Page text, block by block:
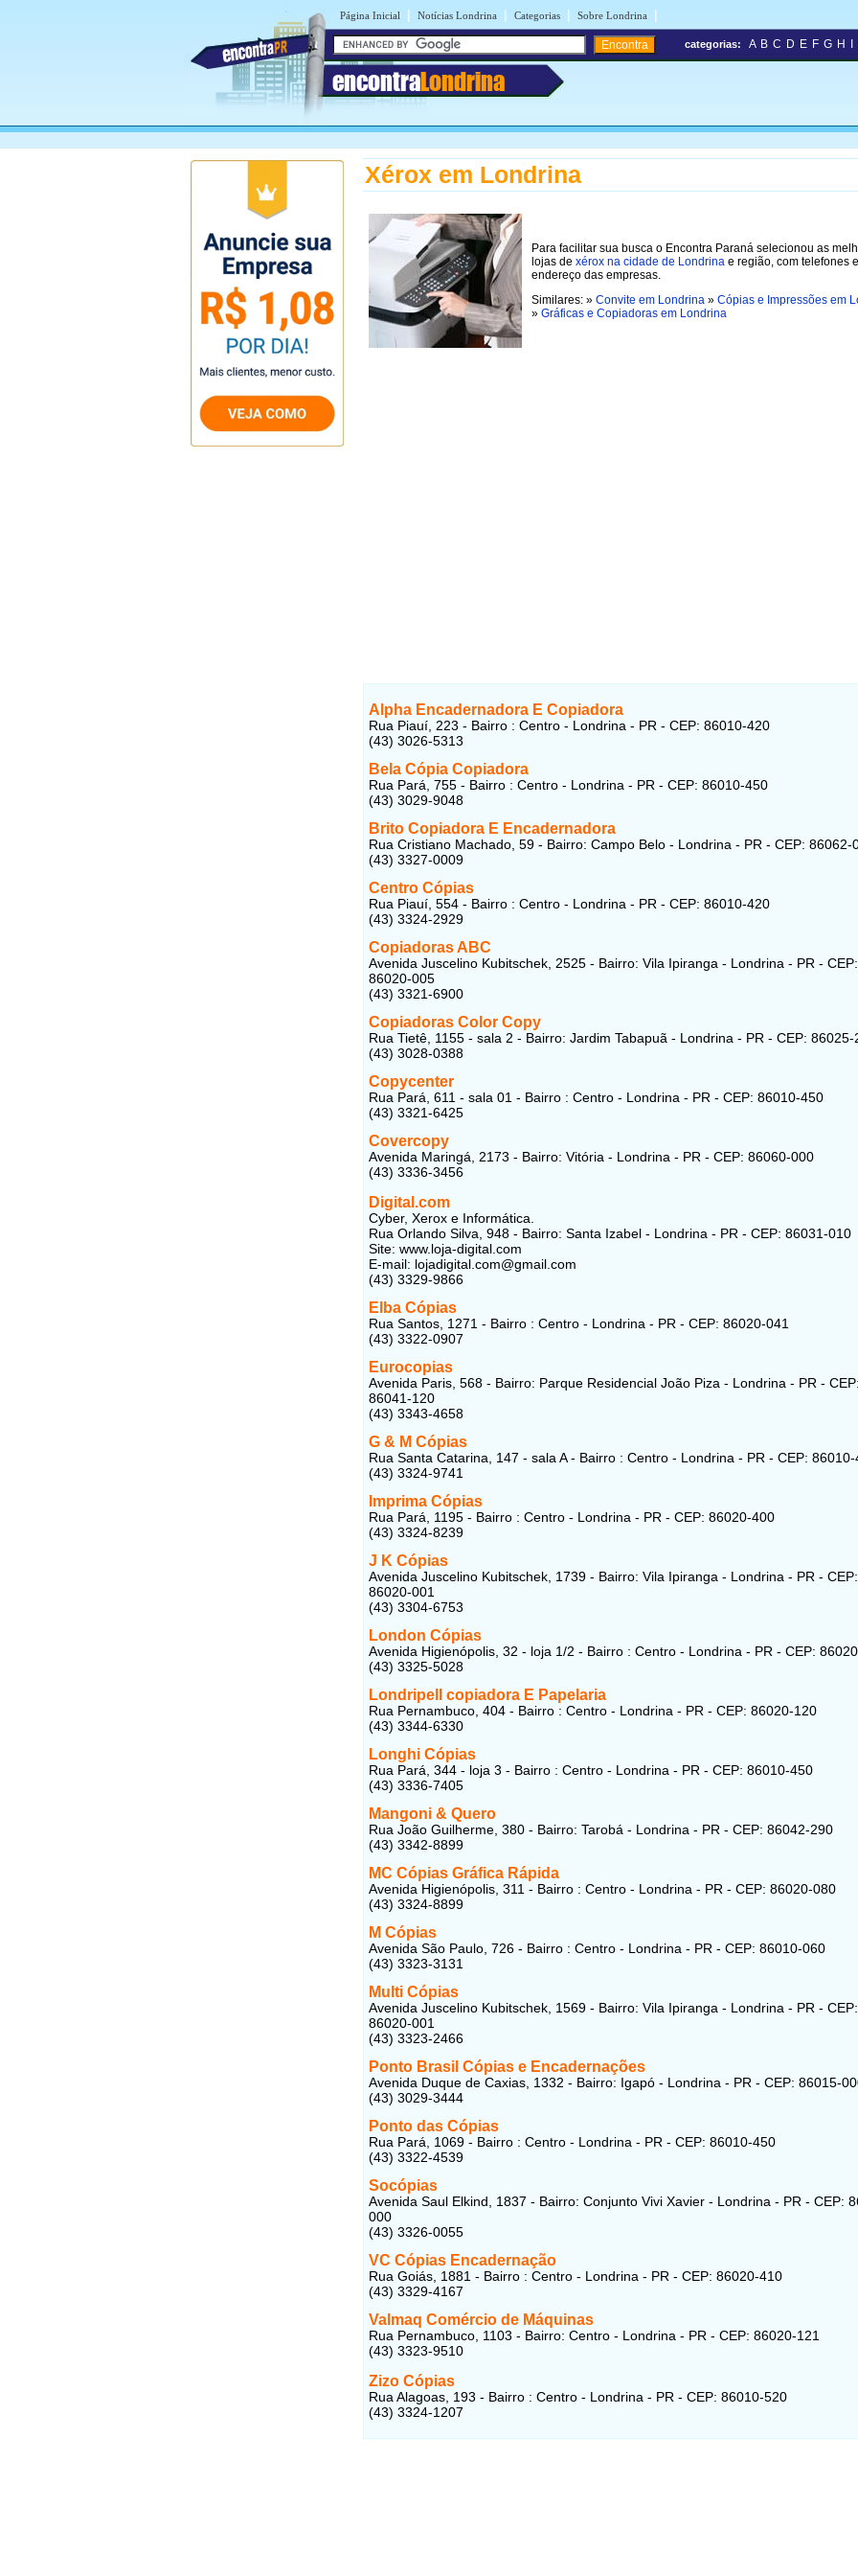
Página Inicial | Notícias Londrina | Categorias | Sobre Londrina |
encontraLondrina
categorias: A B C D E F G H
Xérox em Londrina
Para facilitar sua busca o Encontra Paraná selecionou as
lojas de xérox na cidade de Londrina e região, com telefones e
endereço das empresas.
Similares: » Convite em Londrina » Cópias e Impressões em
» Gráficas e Copiadoras em Londrina
Alpha Encadernadora E Copiadora
Rua Piauí, 223 - Bairro : Centro - Londrina - PR - CEP: 86010-420
(43) 3026-5313
Bela Cópia Copiadora
Rua Pará, 755 - Bairro : Centro - Londrina - PR - CEP: 86010-450
(43) 3029-9048
Brito Copiadora E Encadernadora
Rua Cristiano Machado, 59 - Bairro: Campo Belo - Londrina - PR - CEP: 86062-
(43) 3327-0009
Centro Cópias
Rua Piauí, 554 - Bairro : Centro - Londrina - PR - CEP: 86010-420
(43) 3324-2929
Copiadoras ABC
Avenida Juscelino Kubitschek, 2525 - Bairro: Vila Ipiranga - Londrina - PR - CEP:
86020-005
(43) 3321-6900
Copiadoras Color Copy
Rua Tietê, 1155 - sala 2 - Bairro: Jardim Tabapuã - Londrina - PR - CEP: 86025-
(43) 3028-0388
Copycenter
Rua Pará, 611 - sala 01 - Bairro : Centro - Londrina - PR - CEP: 86010-450
(43) 3321-6425
Covercopy
Avenida Maringá, 2173 - Bairro: Vitória - Londrina - PR - CEP: 86060-000
(43) 3336-3456
Digital.com
Cyber, Xerox e Informática.
Rua Orlando Silva, 948 - Bairro: Santa Izabel - Londrina - PR - CEP: 86031-010
Site: www.loja-digital.com
E-mail: lojadigital.com@gmail.com
(43) 3329-9866
Elba Cópias
Rua Santos, 1271 - Bairro : Centro - Londrina - PR - CEP: 86020-041
(43) 3322-0907
Eurocopias
Avenida Paris, 568 - Bairro: Parque Residencial João Piza - Londrina - PR -
86041-120
(43) 3343-4658
G & M Cópias
Rua Santa Catarina, 147 - sala A - Bairro : Centro - Londrina - PR - CEP:
(43) 3324-9741
Imprima Cópias
Rua Pará, 1195 - Bairro : Centro - Londrina - PR - CEP: 86020-400
(43) 3324-8239
J K Cópias
Avenida Juscelino Kubitschek, 1739 - Bairro: Vila Ipiranga - Londrina - PR - CEP:
86020-001
(43) 3304-6753
London Cópias
Avenida Higienópolis, 32 - loja 1/2 - Bairro : Centro - Londrina - PR - CEP:
(43) 3325-5028
Londripell copiadora E Papelaria
Rua Pernambuco, 404 - Bairro : Centro - Londrina - PR - CEP: 86020-120
(43) 3344-6330
Longhi Cópias
Rua Pará, 344 - loja 3 - Bairro : Centro - Londrina - PR - CEP: 86010-450
(43) 3336-7405
Mangoni & Quero
Rua João Guilherme, 380 - Bairro: Tarobá - Londrina - PR - CEP: 86042-290
(43) 3342-8899
MC Cópias Gráfica Rápida
Avenida Higienópolis, 311 - Bairro : Centro - Londrina - PR - CEP: 86020-080
(43) 3324-8899
M Cópias
Avenida São Paulo, 726 - Bairro : Centro - Londrina - PR - CEP: 86010-060
(43) 3323-3131
Multi Cópias
Avenida Juscelino Kubitschek, 1569 - Bairro: Vila Ipiranga - Londrina - PR - CEP:
86020-001
(43) 3323-2466
Ponto Brasil Cópias e Encadernações
Avenida Duque de Caxias, 1332 - Bairro: Igapó - Londrina - PR - CEP: 86015-
(43) 3029-3444
Ponto das Cópias
Rua Pará, 1069 - Bairro : Centro - Londrina - PR - CEP: 86010-450
(43) 3322-4539
Socópias
Avenida Saul Elkind, 1837 - Bairro: Conjunto Vivi Xavier - Londrina - PR - CEP:
000
(43) 3326-0055
VC Cópias Encadernação
Rua Goiás, 1881 - Bairro : Centro - Londrina - PR - CEP: 86020-410
(43) 3329-4167
Valmaq Comércio de Máquinas
Rua Pernambuco, 1103 - Bairro: Centro - Londrina - PR - CEP: 86020-121
(43) 3323-9510
Zizo Cópias
Rua Alagoas, 193 - Bairro : Centro - Londrina - PR - CEP: 86010-520
(43) 3324-1207